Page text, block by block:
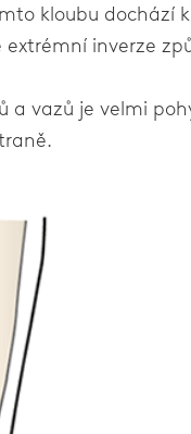
kloubu dochází
inverze
a vazů je velmi